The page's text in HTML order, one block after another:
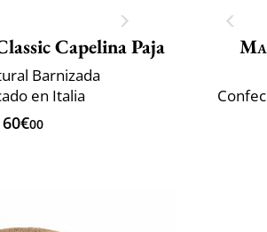
Capelina Paja
Barnizada
en Italia
60€00